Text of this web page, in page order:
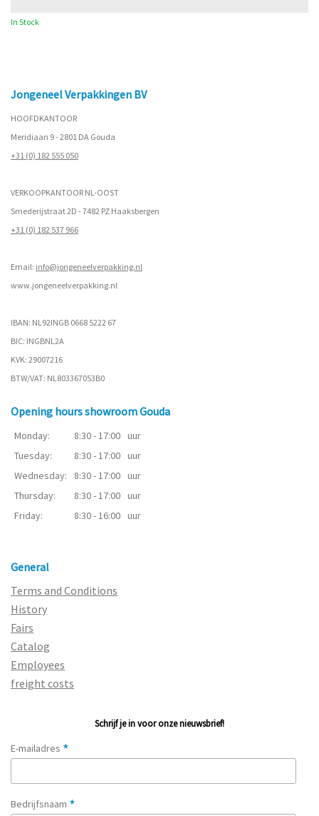
In Stock
Jongeneel Verpakkingen BV
HOOFDKANTOOR
Meridiaan 9 - 2801 DA Gouda
+31 (0) 182 555 050
VERKOOPKANTOOR NL-OOST
Smederijstraat 2D - 7482 PZ Haaksbergen
+31 (0) 182 537 966
Email: info@jongeneelverpakking.nl
www.jongeneelverpakking.nl
IBAN: NL92INGB 0668 5222 67
BIC: INGBNL2A
KVK: 29007216
BTW/VAT: NL803367053B0
Opening hours showroom Gouda
Monday: 8:30 - 17:00 uur
Tuesday:
8:30 - 17:00 uur
Wednesday:
8:30 - 17:00 uur
Thursday:
8:30 - 17:00 uur
Friday:
8:30 - 16:00 uur
General
Terms and Conditions
History
Fairs
Catalog
Employees
freight costs
Schrijf je in voor onze nieuwsbrief!
E-mailadres *
Bedrijfsnaam *